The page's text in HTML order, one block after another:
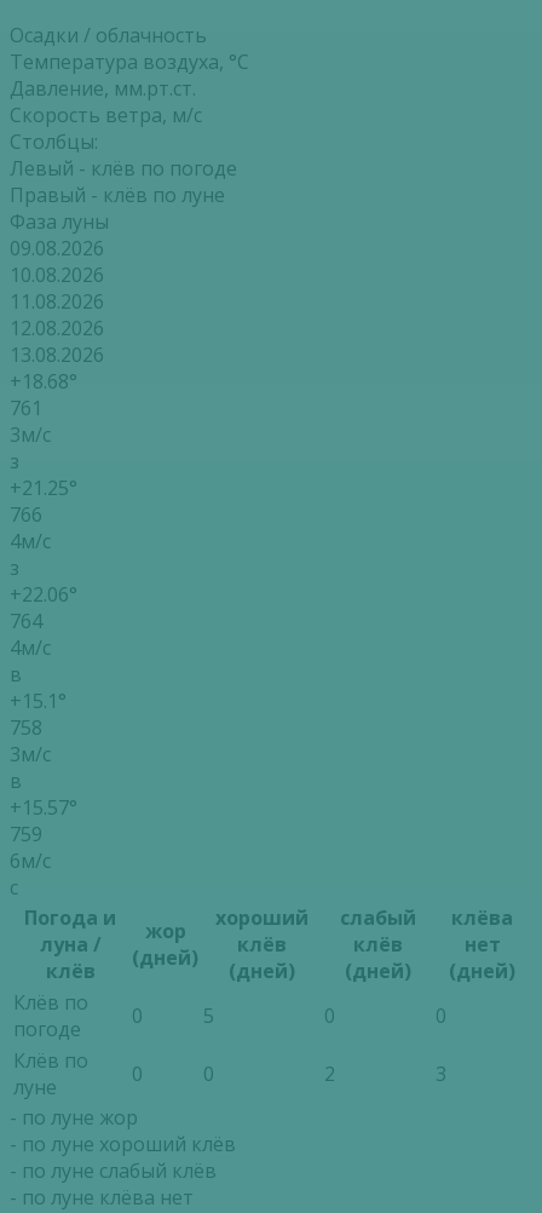
Осадки / облачность
Температура воздуха, °С
Давление, мм.рт.ст.
Скорость ветра, м/с
Столбцы:
Левый - клёв по погоде
Правый - клёв по луне
Фаза луны
09.08.2026
10.08.2026
11.08.2026
12.08.2026
13.08.2026
+18.68°
761
3м/с
з
+21.25°
766
4м/с
з
+22.06°
764
4м/с
в
+15.1°
758
3м/с
в
+15.57°
759
6м/с
с
Погода и
луна /
клёв
жор
(дней)
хороший
клёв
(дней)
слабый
клёв
(дней)
клёва
нет
(дней)
Клёв по
погоде
0 5 0
0
Клёв по
луне
0 0 2
3
- по луне жор
- по луне хороший клёв
- по луне слабый клёв
- по луне клёва нет